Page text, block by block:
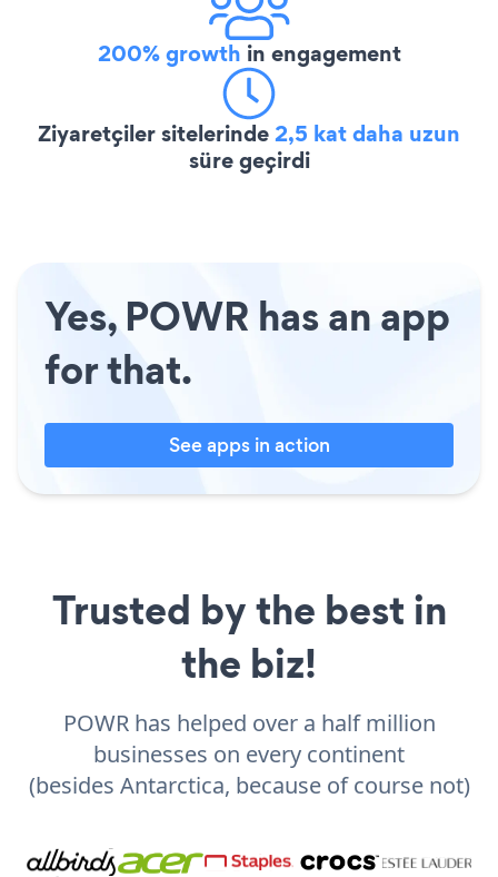
200% growth in engagement
Ziyaretçiler sitelerinde2,5 kat daha uzun
süre geçirdi
Yes, POWR has an app
for that.
See apps in action
Trusted by the best in
the biz!
POWR has helped over a half million
businesses on every continent
(besides Antarctica, because of course not)